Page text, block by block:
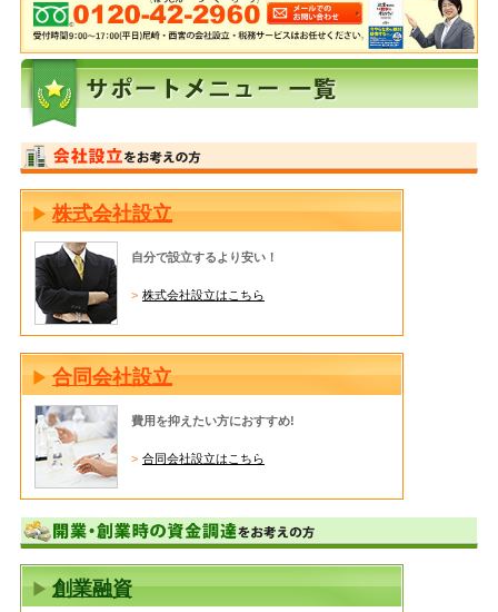
株式会社設立
自分で設立するより安い！
株式会社設立はこちら
合同会社設立
費用を抑えたい方におすすめ!
合同会社設立はこちら
創業融資